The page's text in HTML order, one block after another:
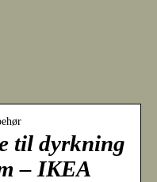
til dyrkning
– IKEA